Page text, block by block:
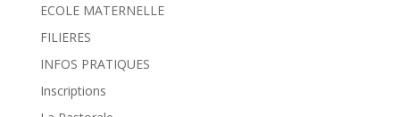
ECOLE MATERNELLE
FILIERES
INFOS PRATIQUES
Inscriptions